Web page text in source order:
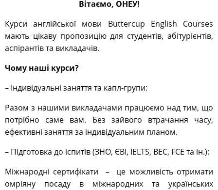
Вітаємо, ОНЕУ!
Курси англійської мови Buttercup English Courses
мають цікаву пропозицію для студентів, абітурієнтів,
аспірантів та викладачів.
Чому наші курси?
– Індивідуальні заняття та капл-групи:
Разом з нашими викладачами працюємо над тим, що
потрібно саме вам. Без зайвого втрачання часу,
ефективні заняття за індивідуальним планом.
– Підготовка до іспитів (ЗНО, ЄВІ, IELTS, ВЕС, FCE та ін.):
Міжнародні сертифікати – це можливість отримати
омріяну посаду в міжнародних та українських